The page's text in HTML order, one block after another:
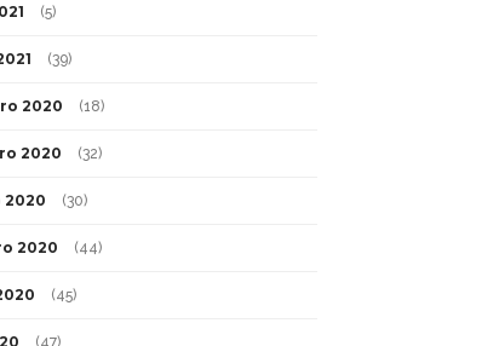
(5)
(39)
2020 (18)
2020 (32)
(30)
2020 (44)
(45)
(47)